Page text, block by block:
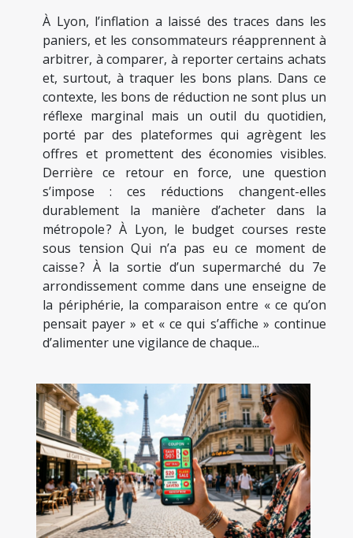
À Lyon, l’inflation a laissé des traces dans les
paniers, et les consommateurs réapprennent à
arbitrer, à comparer, à reporter certains achats
et, surtout, à traquer les bons plans. Dans ce
contexte, les bons de réduction ne sont plus un
réflexe marginal mais un outil du quotidien,
porté par des plateformes qui agrègent les
offres et promettent des économies visibles.
Derrière ce retour en force, une question
s’impose : ces réductions changent-elles
durablement la manière d’acheter dans la
métropole ? À Lyon, le budget courses reste
sous tension Qui n’a pas eu ce moment de
caisse ? À la sortie d’un supermarché du 7e
arrondissement comme dans une enseigne de
la périphérie, la comparaison entre « ce qu’on
pensait payer » et « ce qui s’affiche » continue
d’alimenter une vigilance de chaque...